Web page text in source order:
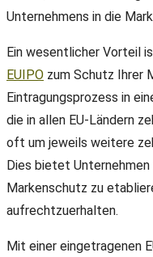
Unternehmens in die
Ein wesentlicher Vorteil
EUIPO zum Schutz Ihrer
Eintragungsprozess in
die in allen EU-Ländern
oft um jeweils weitere
Dies bietet
Markenschutz zu
aufrechtzuerhalten.
Mit einer eingetragenen